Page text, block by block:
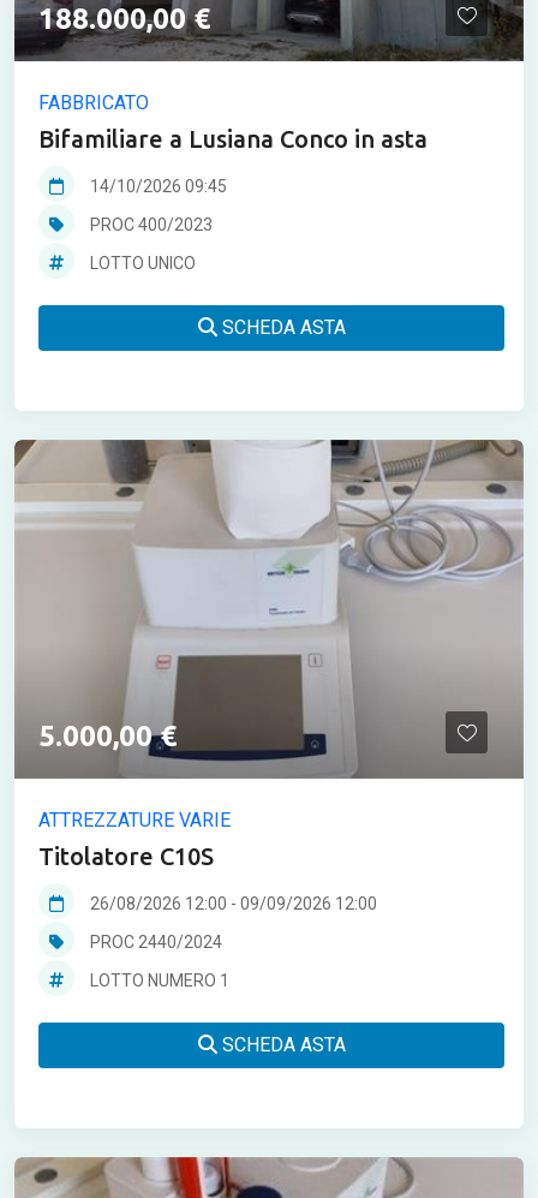
188.000,00 €
FABBRICATO
Bifamiliare a Lusiana Conco in asta
14/10/2026 09:45
PROC 400/2023
LOTTO UNICO
SCHEDA ASTA
5.000,00 €
ATTREZZATURE VARIE
Titolatore C10S
26/08/2026 12:00 - 09/09/2026 12:00
PROC 2440/2024
LOTTO NUMERO 1
SCHEDA ASTA